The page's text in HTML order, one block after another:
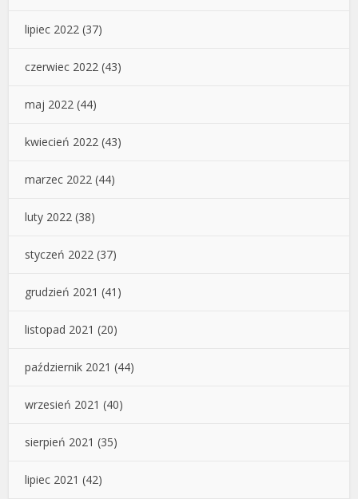
lipiec 2022 (37)
czerwiec 2022 (43)
maj 2022 (44)
kwiecień 2022 (43)
marzec 2022 (44)
luty 2022 (38)
styczeń 2022 (37)
grudzień 2021 (41)
listopad 2021 (20)
październik 2021 (44)
wrzesień 2021 (40)
sierpień 2021 (35)
lipiec 2021 (42)